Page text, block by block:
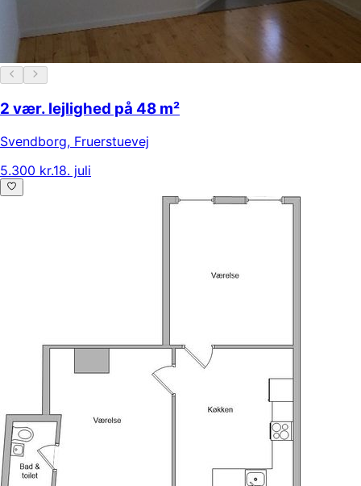
2 vær. lejlighed på 48 m²
Svendborg, Fruerstuevej
5.300 kr.18. juli